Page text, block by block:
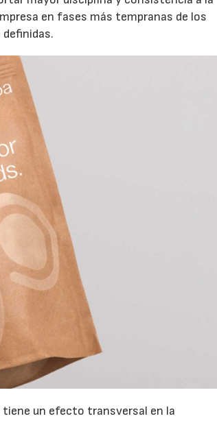
en fases más tempranas de los
un efecto transversal en la